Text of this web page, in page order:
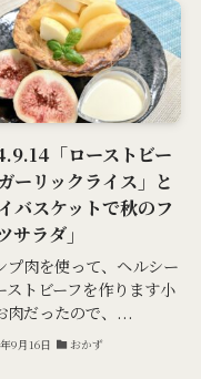
「ローストビー
ーリックライス」と
イバスケットで秋のフ
サラダ」
プ肉を使って、ヘルシー
ストビーフを作ります小
肉だったので、...
9月16日 おかず